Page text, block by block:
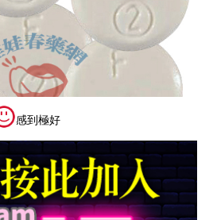
感到極好